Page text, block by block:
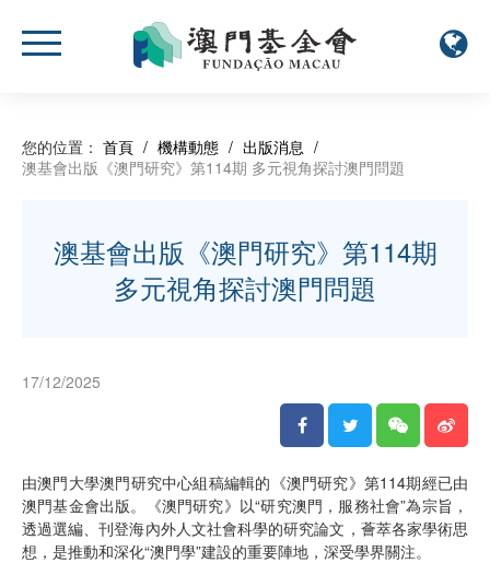
您的位置： 首頁 / 機構動態 / 出版消息 /
澳基會出版《澳門研究》第114期 多元視角探討澳門問題
澳基會出版《澳門研究》第114期
多元視角探討澳門問題
17/12/2025
由澳門大學澳門研究中心組稿編輯的《澳門研究》第114期經已由
澳門基金會出版。《澳門研究》以“研究澳門，服務社會”為宗旨，
透過選編、刊登海內外人文社會科學的研究論文，薈萃各家學術思
想，是推動和深化“澳門學”建設的重要陣地，深受學界關注。